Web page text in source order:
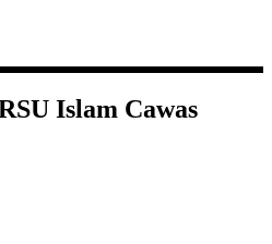
Islam Cawas